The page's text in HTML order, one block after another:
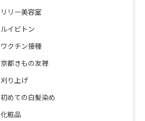
リリー美容室
ルイビトン
ワクチン接種
京都きもの友禅
刈り上げ
初めての白髪染め
化粧品